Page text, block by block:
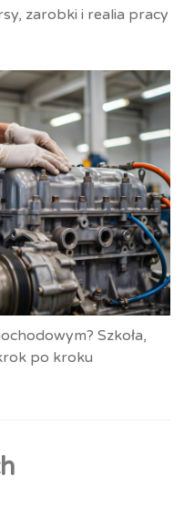
zarobki i realia pracy
Szkoła,
po kroku